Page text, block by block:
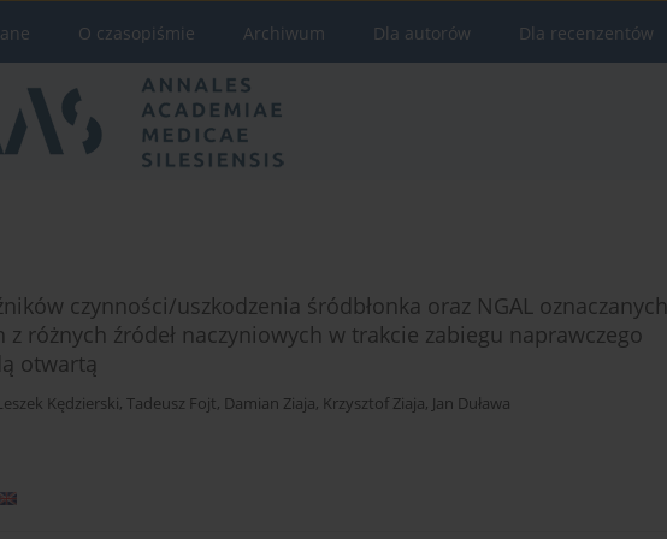
O czasopiśmie Archiwum Dla autorów Dla recenzentów
czynności/uszkodzenia śródbłonka oraz NGAL oznaczanych
różnych źródeł naczyniowych w trakcie zabiegu naprawczego
otwartą
Kędzierski, Tadeusz Fojt, Damian Ziaja, Krzysztof Ziaja, Jan Duława